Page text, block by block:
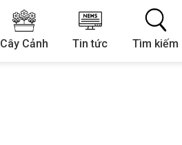
Cây Cảnh Tin tức Tìm kiếm